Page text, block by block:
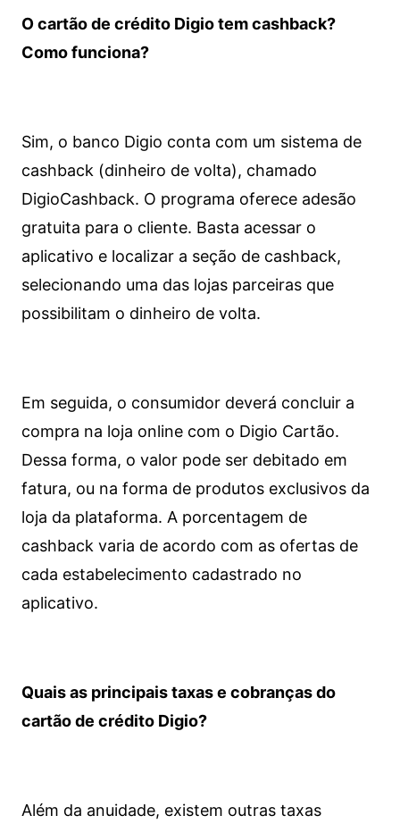
O cartão de crédito Digio tem cashback?
Como funciona?
Sim, o banco Digio conta com um sistema de
cashback (dinheiro de volta), chamado
DigioCashback. O programa oferece adesão
gratuita para o cliente. Basta acessar o
aplicativo e localizar a seção de cashback,
selecionando uma das lojas parceiras que
possibilitam o dinheiro de volta.
Em seguida, o consumidor deverá concluir a
compra na loja online com o Digio Cartão.
Dessa forma, o valor pode ser debitado em
fatura, ou na forma de produtos exclusivos da
loja da plataforma. A porcentagem de
cashback varia de acordo com as ofertas de
cada estabelecimento cadastrado no
aplicativo.
Quais as principais taxas e cobranças do
cartão de crédito Digio?
Além da anuidade, existem outras taxas